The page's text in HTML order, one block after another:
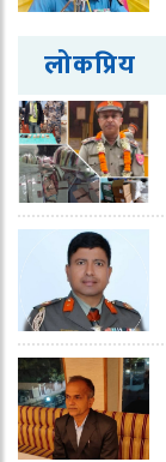
लोकप्रिय